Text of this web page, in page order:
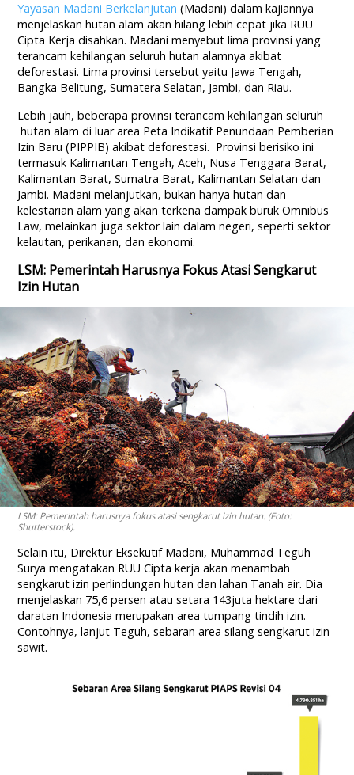
Yayasan Madani Berkelanjutan (Madani) dalam kajiannya
menjelaskan hutan alam akan hilang lebih cepat jika RUU
Cipta Kerja disahkan. Madani menyebut lima provinsi yang
terancam kehilangan seluruh hutan alamnya akibat
deforestasi. Lima provinsi tersebut yaitu Jawa Tengah,
Bangka Belitung, Sumatera Selatan, Jambi, dan Riau.
Lebih jauh, beberapa provinsi terancam kehilangan seluruh
hutan alam di luar area Peta Indikatif Penundaan Pemberian
Izin Baru (PIPPIB) akibat deforestasi. Provinsi berisiko ini
termasuk Kalimantan Tengah, Aceh, Nusa Tenggara Barat,
Kalimantan Barat, Sumatra Barat, Kalimantan Selatan dan
Jambi. Madani melanjutkan, bukan hanya hutan dan
kelestarian alam yang akan terkena dampak buruk Omnibus
Law, melainkan juga sektor lain dalam negeri, seperti sektor
kelautan, perikanan, dan ekonomi.
LSM: Pemerintah Harusnya Fokus Atasi Sengkarut
Izin Hutan
LSM: Pemerintah harusnya fokus atasi sengkarut izin hutan. (Foto:
Shutterstock).
Selain itu, Direktur Eksekutif Madani, Muhammad Teguh
Surya mengatakan RUU Cipta kerja akan menambah
sengkarut izin perlindungan hutan dan lahan Tanah air. Dia
menjelaskan 75,6 persen atau setara 143juta hektare dari
daratan Indonesia merupakan area tumpang tindih izin.
Contohnya, lanjut Teguh, sebaran area silang sengkarut izin
sawit.